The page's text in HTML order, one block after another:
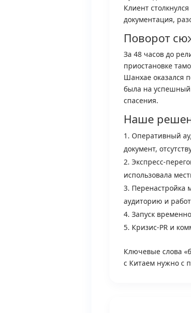
Клиент
документация,
Поворот
За 48 часов до
приостановке
Шанхае оказался
была на
спасения.
Наше
Оперативный
документ,
Экспресс-
использовала
Перенастройка
аудиторию и
Запуск
Кризис-PR и
Ключевые слова
с Китаем нужно с